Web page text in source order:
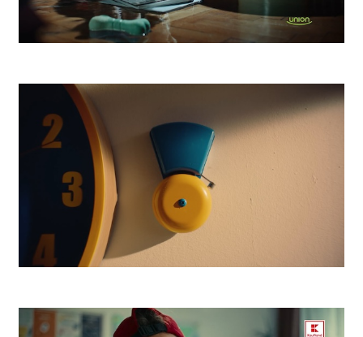
UNION Poistenie
Lidl Dvorcheck